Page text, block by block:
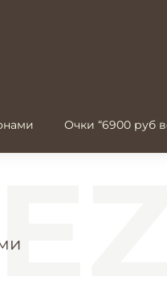
Очки “6900 руб